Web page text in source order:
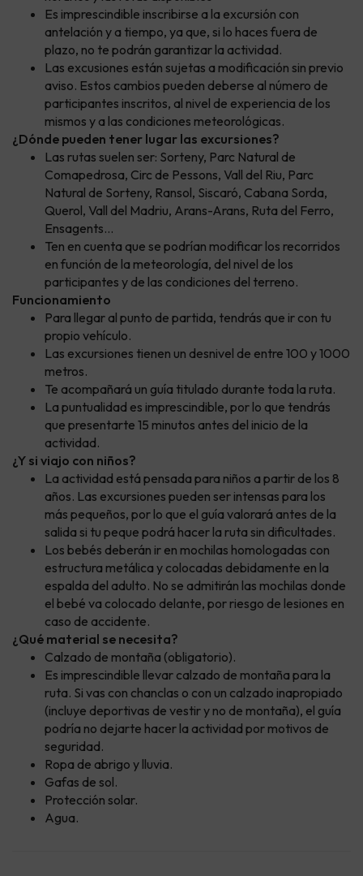
Es imprescindible inscribirse a la excursión con
antelación y a tiempo, ya que, si lo haces fuera de
plazo, no te podrán garantizar la actividad.
Las excusiones están sujetas a modificación sin previo
aviso. Estos cambios pueden deberse al número de
participantes inscritos, al nivel de experiencia de los
mismos y a las condiciones meteorológicas.
¿Dónde pueden tener lugar las excursiones?
Las rutas suelen ser: Sorteny, Parc Natural de
Comapedrosa, Circ de Pessons, Vall del Riu, Parc
Natural de Sorteny, Ransol, Siscaró, Cabana Sorda,
Querol, Vall del Madriu, Arans-Arans, Ruta del Ferro,
Ensagents...
Ten en cuenta que se podrían modificar los recorridos
en función de la meteorología, del nivel de los
participantes y de las condiciones del terreno.
Funcionamiento
Para llegar al punto de partida, tendrás que ir con tu
propio vehículo.
Las excursiones tienen un desnivel de entre 100 y 1000
metros.
Te acompañará un guía titulado durante toda la ruta.
La puntualidad es imprescindible, por lo que tendrás
que presentarte 15 minutos antes del inicio de la
actividad.
¿Y si viajo con niños?
La actividad está pensada para niños a partir de los 8
años. Las excursiones pueden ser intensas para los
más pequeños, por lo que el guía valorará antes de la
salida si tu peque podrá hacer la ruta sin dificultades.
Los bebés deberán ir en mochilas homologadas con
estructura metálica y colocadas debidamente en la
espalda del adulto. No se admitirán las mochilas donde
el bebé va colocado delante, por riesgo de lesiones en
caso de accidente.
¿Qué material se necesita?
Calzado de montaña (obligatorio).
Es imprescindible llevar calzado de montaña para la
ruta. Si vas con chanclas o con un calzado inapropiado
(incluye deportivas de vestir y no de montaña), el guía
podría no dejarte hacer la actividad por motivos de
seguridad.
Ropa de abrigo y lluvia.
Gafas de sol.
Protección solar.
Agua.